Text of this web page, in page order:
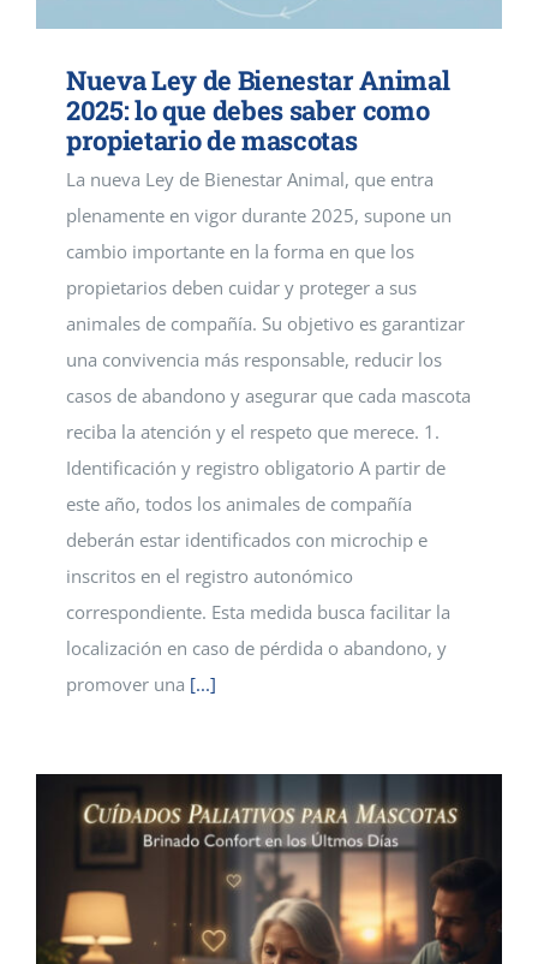
Nueva Ley de Bienestar Animal
2025: lo que debes saber como
propietario de mascotas
La nueva Ley de Bienestar Animal, que entra
plenamente en vigor durante 2025, supone un
cambio importante en la forma en que los
propietarios deben cuidar y proteger a sus
animales de compañía. Su objetivo es garantizar
una convivencia más responsable, reducir los
casos de abandono y asegurar que cada mascota
reciba la atención y el respeto que merece. 1.
Identificación y registro obligatorio A partir de
este año, todos los animales de compañía
deberán estar identificados con microchip e
inscritos en el registro autonómico
correspondiente. Esta medida busca facilitar la
localización en caso de pérdida o abandono, y
promover una [...]